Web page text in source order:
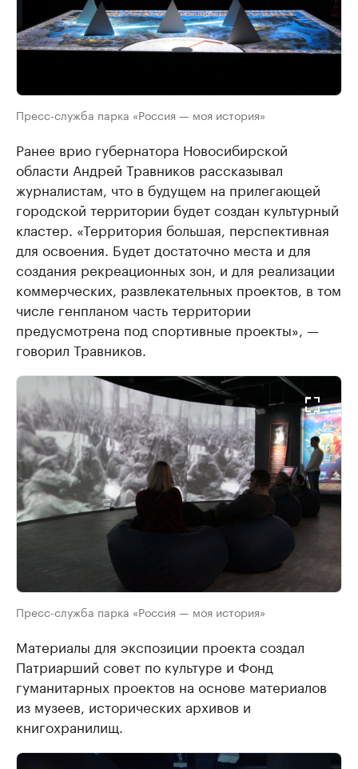
Пресс-служба парка «Россия — моя история»
Ранее врио губернатора Новосибирской
области Андрей Травников рассказывал
журналистам, что в будущем на прилегающей
городской территории будет создан культурный
кластер. «Территория большая, перспективная
для освоения. Будет достаточно места и для
создания рекреационных зон, и для реализации
коммерческих, развлекательных проектов, в том
числе генпланом часть территории
предусмотрена под спортивные проекты», —
говорил Травников.
Пресс-служба парка «Россия — моя история»
​Материалы для экспозиции проекта создал
Патриарший совет по культуре и Фонд
гуманитарных проектов на основе материалов
из музеев, исторических архивов и
книгохранилищ.